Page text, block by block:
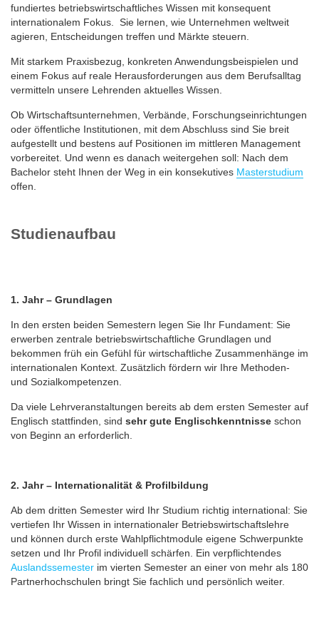
fundiertes betriebswirtschaftliches Wissen mit konsequent
internationalem Fokus. Sie lernen, wie Unternehmen weltweit
agieren, Entscheidungen treffen und Märkte steuern.
Mit starkem Praxisbezug, konkreten Anwendungsbeispielen und
einem Fokus auf reale Herausforderungen aus dem Berufsalltag
vermitteln unsere Lehrenden aktuelles Wissen.
Ob Wirtschaftsunternehmen, Verbände, Forschungseinrichtungen
oder öffentliche Institutionen, mit dem Abschluss sind Sie breit
aufgestellt und bestens auf Positionen im mittleren Management
vorbereitet. Und wenn es danach weitergehen soll: Nach dem
Bachelor steht Ihnen der Weg in ein konsekutives Masterstudium
offen.
Studienaufbau
1. Jahr – Grundlagen
In den ersten beiden Semestern legen Sie Ihr Fundament: Sie
erwerben zentrale betriebswirtschaftliche Grundlagen und
bekommen früh ein Gefühl für wirtschaftliche Zusammenhänge im
internationalen Kontext. Zusätzlich fördern wir Ihre Methoden-
und Sozialkompetenzen.
Da viele Leh­rveranstaltungen bereits ab dem ersten Semester auf
Englisch stattfinden, sind sehr gute Englischkenntnisse schon
von Beginn an erforderlich.
2. Jahr – Internationalität & Profilbildung
Ab dem dritten Semester wird Ihr Studium richtig international: Sie
vertiefen Ihr Wissen in internationaler Betriebswirtschaftslehre
und können durch erste Wahlpflichtmodule eigene Schwerpunkte
setzen und Ihr Profil individuell schärfen. Ein verpflichtendes
Auslandssemester im vierten Semester an einer von mehr als 180
Partnerhochschulen bringt Sie fachlich und persönlich weiter.